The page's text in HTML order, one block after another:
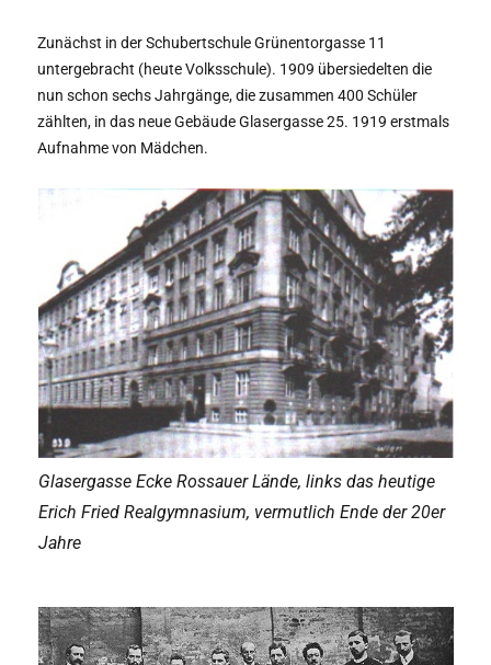
Zunächst in der Schubertschule Grünentorgasse 11
untergebracht (heute Volksschule). 1909 übersiedelten die
nun schon sechs Jahrgänge, die zusammen 400 Schüler
zählten, in das neue Gebäude Glasergasse 25. 1919 erstmals
Aufnahme von Mädchen.
Glasergasse Ecke Rossauer Lände, links das heutige
Erich Fried Realgymnasium, vermutlich Ende der 20er
Jahre